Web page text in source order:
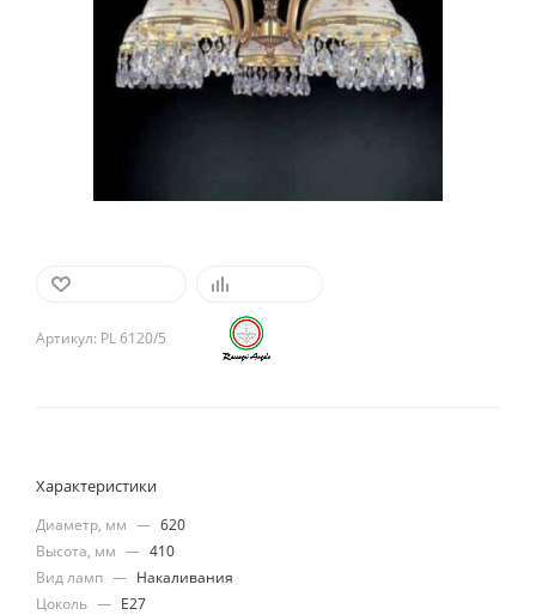
Артикул: PL 6120/5
Характеристики
Диаметр, мм — 620
Высота, мм — 410
Вид ламп — Накаливания
Цоколь — E27